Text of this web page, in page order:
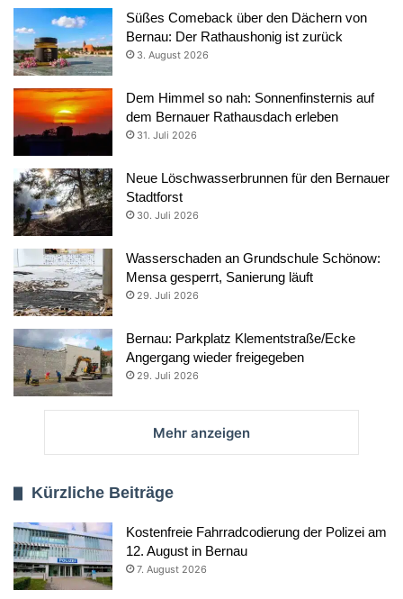
Süßes Comeback über den Dächern von
Bernau: Der Rathaushonig ist zurück
3. August 2026
Dem Himmel so nah: Sonnenfinsternis auf
dem Bernauer Rathausdach erleben
31. Juli 2026
Neue Löschwasserbrunnen für den Bernauer
Stadtforst
30. Juli 2026
Wasserschaden an Grundschule Schönow:
Mensa gesperrt, Sanierung läuft
29. Juli 2026
Bernau: Parkplatz Klementstraße/Ecke
Angergang wieder freigegeben
29. Juli 2026
Mehr anzeigen
Kürzliche Beiträge
Kostenfreie Fahrradcodierung der Polizei am
12. August in Bernau
7. August 2026